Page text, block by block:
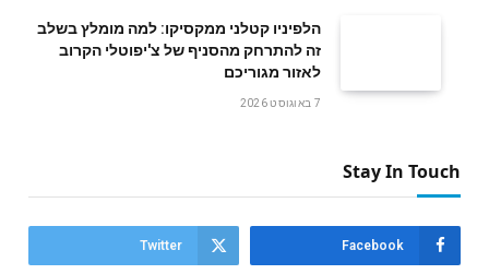
הלפיניו קטלני ממקסיקו: למה מומלץ בשלב
זה להתרחק מהסניף של צ'יפוטלי הקרוב
לאזור מגוריכם
7 באוגוסט 2026
Stay In Touch
Facebook
Twitter